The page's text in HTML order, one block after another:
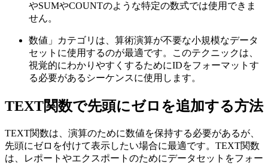
やSUMやCOUNTのような特定の数式では使用できま
せん。
数値」カテゴリは、算術演算が不要な小規模なデータ
セットに使用するのが最適です。このテクニックは、
視覚的にわかりやすくするためにIDをフォーマットす
る必要があるシーケンスに使用します。
TEXT関数で先頭にゼロを追加する方法
TEXT関数は、演算のために数値を保持する必要があるが、
先頭にゼロを付けて表示したい場合に最適です。TEXT関数
は、レポートやエクスポートのためにデータセットをフォー